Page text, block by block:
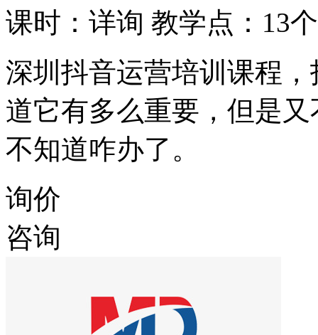
课时：详询 教学点：13个
深圳抖音运营培训课程
道它有多么重要，但是
不知道咋办了。
询价
咨询